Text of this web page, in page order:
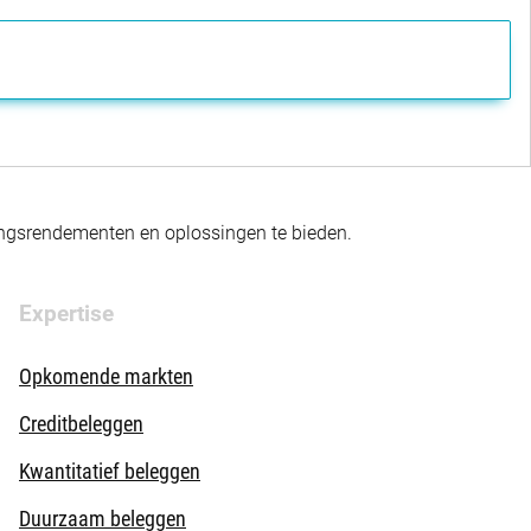
en oplossingen te bieden.
Expertise
Opkomende markten
Creditbeleggen
Kwantitatief beleggen
Duurzaam beleggen